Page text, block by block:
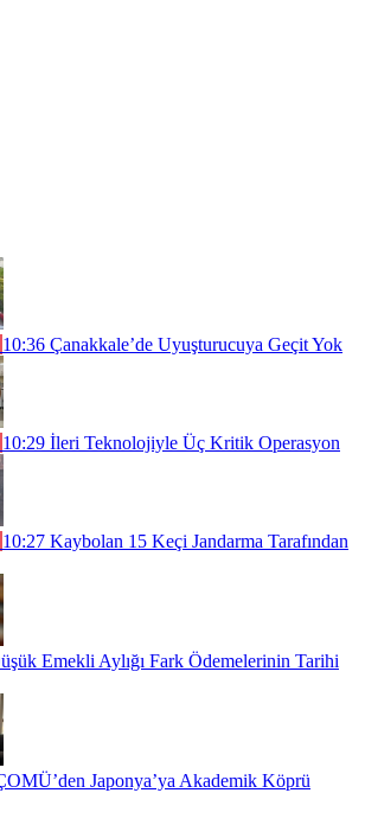
10:36 Çanakkale’de Uyuşturucuya Geçit Yok
10:29 İleri Teknolojiyle Üç Kritik Operasyon
10:27 Kaybolan 15 Keçi Jandarma Tarafından
Emekli Aylığı Fark Ödemelerinin Tarihi
Japonya’ya Akademik Köprü